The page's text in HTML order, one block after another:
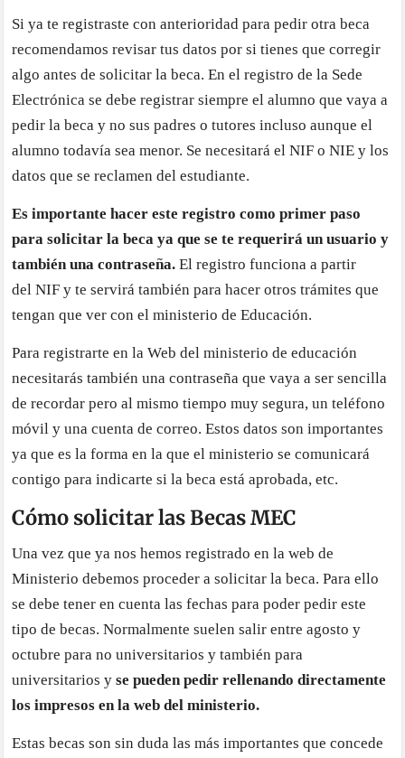
Si ya te registraste con anterioridad para pedir otra beca
recomendamos revisar tus datos por si tienes que corregir
algo antes de solicitar la beca. En el registro de la Sede
Electrónica se debe registrar siempre el alumno que vaya a
pedir la beca y no sus padres o tutores incluso aunque el
alumno todavía sea menor. Se necesitará el NIF o NIE y los
datos que se reclamen del estudiante.
Es importante hacer este registro como primer paso
para solicitar la beca ya que se te requerirá un usuario y
también una contraseña. El registro funciona a partir
del NIF y te servirá también para hacer otros trámites que
tengan que ver con el ministerio de Educación.
Para registrarte en la Web del ministerio de educación
necesitarás también una contraseña que vaya a ser sencilla
de recordar pero al mismo tiempo muy segura, un teléfono
móvil y una cuenta de correo. Estos datos son importantes
ya que es la forma en la que el ministerio se comunicará
contigo para indicarte si la beca está aprobada, etc.
Cómo solicitar las Becas MEC
Una vez que ya nos hemos registrado en la web de
Ministerio debemos proceder a solicitar la beca. Para ello
se debe tener en cuenta las fechas para poder pedir este
tipo de becas. Normalmente suelen salir entre agosto y
octubre para no universitarios y también para
universitarios yse pueden pedir rellenando directamente
los impresos en la web del ministerio.
Estas becas son sin duda las más importantes que concede